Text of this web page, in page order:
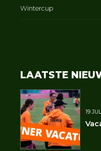
Wintercup
LAATSTE
19